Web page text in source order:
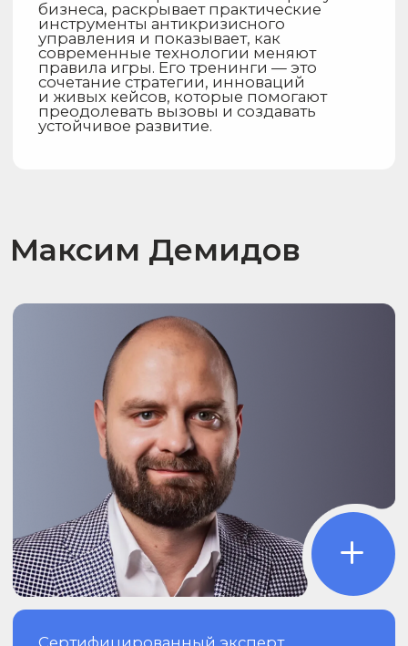
Сертифицированный эксперт
и создатель авторского курса
по нейромаркетингу, тренер
по управлению клиентским опытом.
Максим вдохновляет бизнес-лидеров
и предпринимателей новыми
взглядами на нейромаркетинг
и управление клиентским опытом,
опыта и научных открытий, которые
помогают удерживать лидерство
в конкурентной среде и создавать
Игорь Рызов